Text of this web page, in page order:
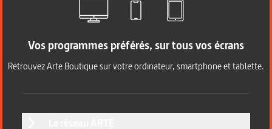
Vos programmes préférés, sur tous vos écrans
Retrouvez Arte Boutique sur votre ordinateur, smartphone et tablette.